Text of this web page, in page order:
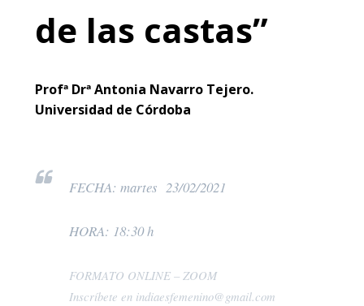
de las castas”
Profª Drª Antonia Navarro Tejero.
Universidad de Córdoba
FECHA: martes 23/02/2021
HORA: 18:30 h
FORMATO ONLINE – ZOOM
Inscríbete en indiaesfemenino@gmail.com